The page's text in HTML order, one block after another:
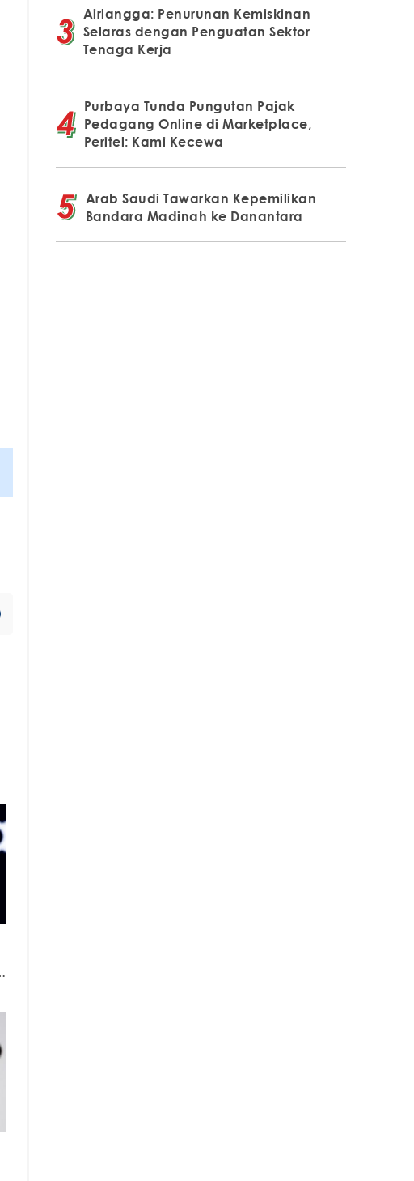
Airlangga: Penurunan Kemiskinan
Selaras dengan Penguatan Sektor
Tenaga Kerja
Purbaya Tunda Pungutan Pajak
Pedagang Online di Marketplace,
Peritel: Kami Kecewa
Arab Saudi Tawarkan Kepemilikan
Bandara Madinah ke Danantara